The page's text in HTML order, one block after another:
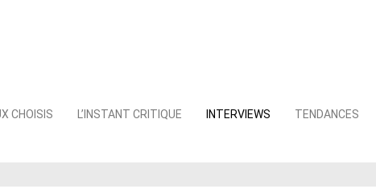
CHOISIS L’INSTANT CRITIQUE INTERVIEWS TENDANCES